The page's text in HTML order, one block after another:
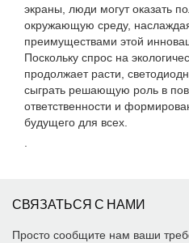
экраны, люди могут оказать
окружающую среду,
преимуществами этой
Поскольку спрос на
продолжает расти,
сыграть решающую роль в
ответственности и
будущего для всех.
СВЯЗАТЬСЯ С НАМИ
Просто сообщите нам ваши